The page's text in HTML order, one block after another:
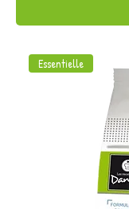
Essentielle